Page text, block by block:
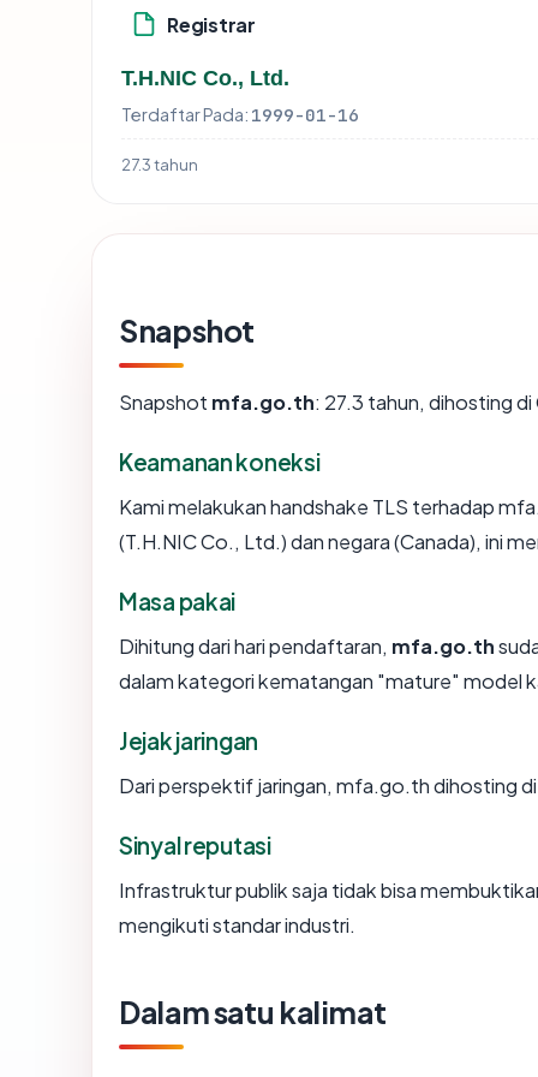
Registrar
T.H.NIC Co., Ltd.
Terdaftar Pada: 1999-01-16
27.3 tahun
Snapshot
Snapshot mfa.go.th: 27.3 tahun, dihosting
Keamanan koneksi
Kami melakukan handshake TLS terhadap
(T.H.NIC Co., Ltd.) dan negara (Canada), ini
Masa pakai
Dihitung dari hari pendaftaran, mfa.go.th
dalam kategori kematangan "mature" model
Jejak jaringan
Dari perspektif jaringan, mfa.go.th dihosting
Sinyal reputasi
Infrastruktur publik saja tidak bisa
mengikuti standar industri.
Dalam satu kalimat